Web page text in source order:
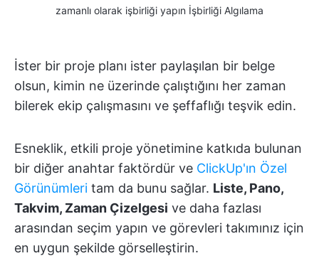
zamanlı olarak işbirliği yapın İşbirliği Algılama
İster bir proje planı ister paylaşılan bir belge
olsun, kimin ne üzerinde çalıştığını her zaman
bilerek ekip çalışmasını ve şeffaflığı teşvik edin.
Esneklik, etkili proje yönetimine katkıda bulunan
bir diğer anahtar faktördür ve ClickUp'ın Özel
Görünümleri tam da bunu sağlar. Liste, Pano,
Takvim, Zaman Çizelgesi ve daha fazlası
arasından seçim yapın ve görevleri takımınız için
en uygun şekilde görselleştirin.